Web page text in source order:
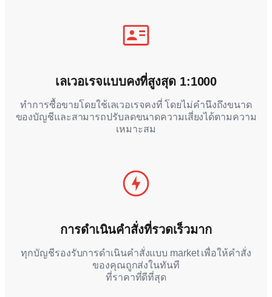
เลเวอเรจแบบคงที่สูงสุด 1:1000
ทำการซื้อขายโดยใช้เลเวอเรจคงที่ โดยไม่คำนึงถึงขนาด
ของบัญชีและสามารถปรับลดขนาดความเสี่ยงได้ตามความ
เหมาะสม
การดำเนินคำสั่งที่รวดเร็วมาก
ทุกบัญชีรองรับการดำเนินคำสั่งแบบ market เพื่อให้คำสั่ง
ของคุณถูกส่งในทันที
ที่ราคาที่ดีที่สุด